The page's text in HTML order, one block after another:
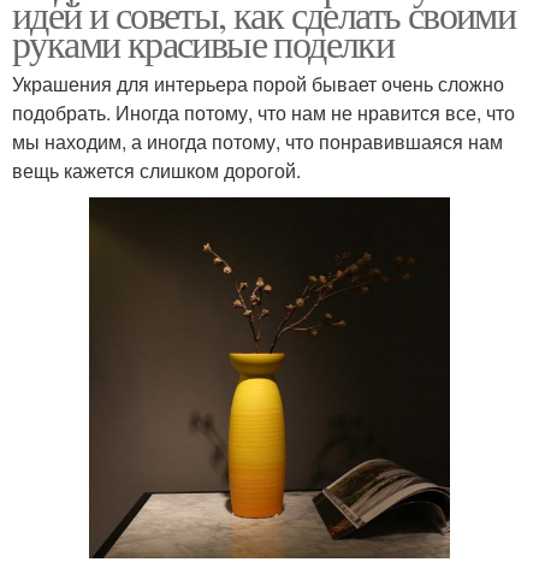
идей и советы, как сделать своими
руками красивые поделки
Украшения для интерьера порой бывает очень сложно
подобрать. Иногда потому, что нам не нравится все, что
мы находим, а иногда потому, что понравившаяся нам
вещь кажется слишком дорогой.